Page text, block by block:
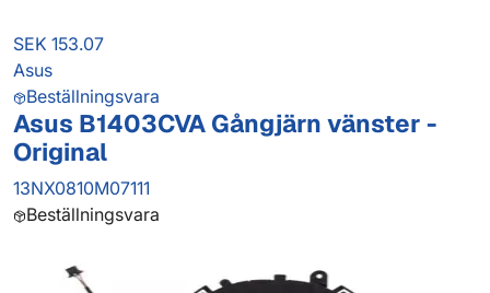
SEK 153.07
Asus
Beställningsvara
Asus B1403CVA Gångjärn vänster -
Original
13NX0810M07111
Beställningsvara